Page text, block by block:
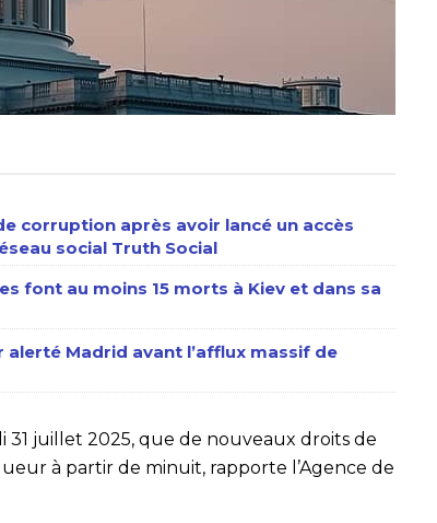
corruption après avoir lancé un accès
social Truth Social
font au moins 15 morts à Kiev et dans sa
Madrid avant l’afflux massif de
31 juillet 2025, que de nouveaux droits de
à partir de minuit, rapporte l’Agence de